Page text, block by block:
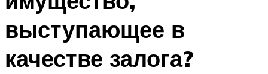
выступающее в
качестве залога?